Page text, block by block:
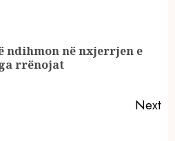
ndihmon në nxjerrjen e
rrënojat
Next